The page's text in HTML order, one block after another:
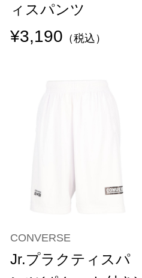
ィスパンツ
¥3,190 （税込）
CONVERSE
Jr.プラクティスパ